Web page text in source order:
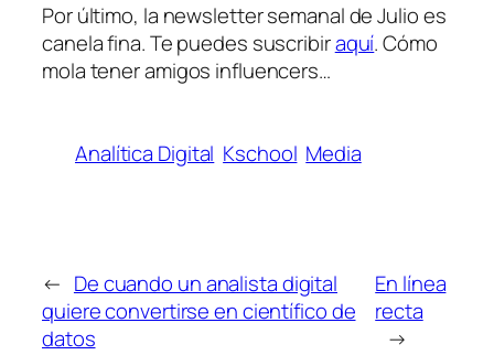
Por último, la newsletter semanal de Julio es
canela fina. Te puedes suscribiraquí. Cómo
mola tener amigos influencers…
Analítica Digital Kschool Media
← De cuando un analista digital
quiere convertirse en científico de
datos
En línea
recta
→